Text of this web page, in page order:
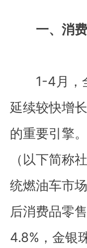
一、消
1-4月，
延续较快增
的重要引擎
（以下简称
统燃油车市
后消费品零
4.8%，金银